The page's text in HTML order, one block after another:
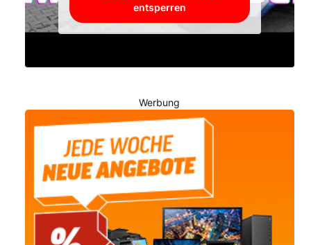
entsperren
Werbung